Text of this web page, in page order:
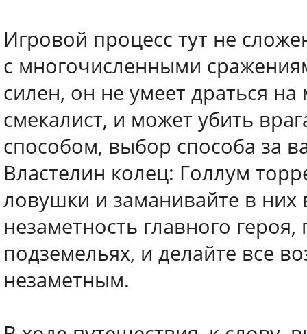
Игровой процесс тут не
с многочисленными
силен, он не умеет драться
смекалист, и может убить
способом, выбор способа за
Властелин колец: Голлум
ловушки и заманивайте в них
незаметность главного
подземельях, и делайте все
незаметным.